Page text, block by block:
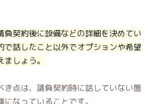
負契約後に設備などの詳細を決めてい
で話したこと以外でオプションや希望
しょう。
き点は、請負契約時に話していない箇
なっていることです。